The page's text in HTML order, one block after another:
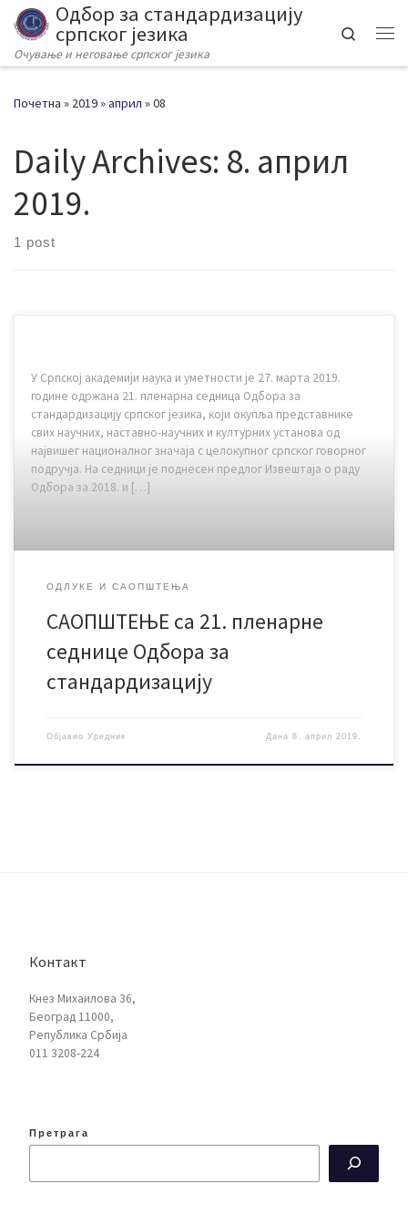
Skip to content
Одбор за стандардизацију
српског језика
Oчување и неговање српског језика
Search
Почетна » 2019»април »08
Daily Archives: 8. април
2019.
1 post
У Српској академији наука и уметности је 27. марта 2019.
године одржана 21. пленарна седница Одбора за
стандардизацију српског језика, који окупља представнике
свих научних, наставно-научних и културних установа од
највишег националног значаја с целокупног српског говорног
подручја. На седници је поднесен предлог Извештаја о раду
Одбора за 2018. и […]
ОДЛУКЕ И САОПШТЕЊА
САОПШТЕЊЕ са 21. пленарне
седнице Одбора за
стандардизацију
Објавио Уредник Дана8. април 2019.
Контакт
Кнез Михаилова 36,
Београд 11000,
Република Србија
011 3208-224
Претрага